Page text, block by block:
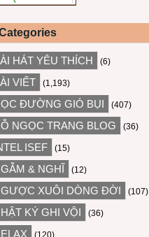
HÁT YÊU THÍCH (6)
VIẾT (1,193)
ĐƯỜNG GIÓ BỤI (407)
NGỌC TRANG BLOG (36)
ISEF (15)
& NGHĨ (12)
XUÔI DÒNG ĐỜI (107)
KÝ GHI VỘI (36)
(120)